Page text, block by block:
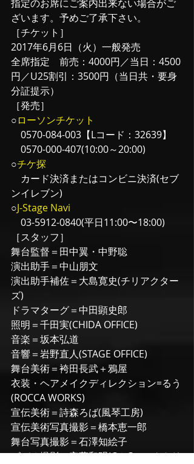
指定のお席にご案内出来ない場合がご
ざいます。予めご了承下さい。
［チケット］
2017年6月6日（火）一般発売
全席指定　前売：4000円／当日：4500
円／U25割引：3500円（当日共・要身
分証提示）
［発売］
○ローソンチケット
0570-084-003【Lコード：32639】
0570-000-407(10:00～20:00)
○チケ探
カード決済またはコンビニ決済(セブ
ンイレブン)
○J-Stage Navi
03-5912-0840(平日11:00〜18:00)
［スタッフ］
舞台監督＝田中翼・中野聡
演出助手＝中山朋文
演出助手補佐＝大島寛史(チリアクター
ズ)
ドラマターグ＝中田顕史郎
照明＝千田実(CHIDA OFFICE)
音楽＝坂本弘道
音響＝岩野直人(STAGE OFFICE)
舞台美術＝袴田長武＋鴉屋
衣装・ヘアメイクディレクション=るう
(ROCCA WORKS)
宣伝美術＝詩森ろば(風琴工房)
宣伝美術写真撮影＝橋本恵一郎
舞台写真撮影＝石澤知絵子
ビデオ撮影＝安藤和明(C＆Cファクトリ